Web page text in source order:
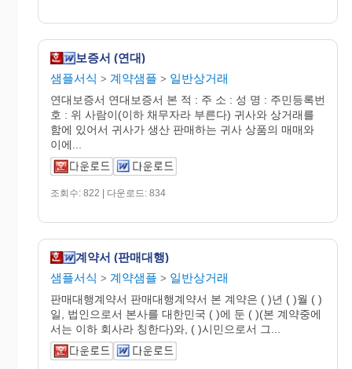
보증서 (연대)
샘플서식 > 계약샘플 > 일반상거래
연대보증서 연대보증서 본 적 : 주 소 : 성 명 : 주민등록번
호 : 위 사람이(이하 채무자라 부른다) 귀사와 상거래를
함에 있어서 귀사가 생산 판매하는 귀사 상품의 매매와
이에...
조회수: 822 | 다운로드: 834
계약서 (판매대행)
샘플서식 > 계약샘플 > 일반상거래
판매대행계약서 판매대행계약서 본 계약은 ( )년 ( )월 ( )
일, 법인으로서 본사를 대한민국 ( )에 둔 ( )(본 계약중에
서는 이하 회사라 칭한다)와, ( )시민으로서 그...